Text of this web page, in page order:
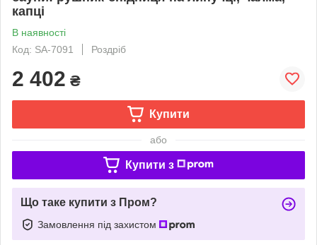
капці
В наявності
Код: SA-7091
Роздріб
2 402 ₴
Купити
або
Купити з
Що таке купити з Пром?
Замовлення під захистом